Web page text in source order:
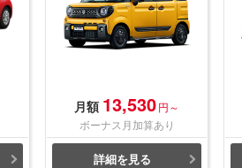
月額 13,530円～
ボーナス月加算あり
詳細を見る